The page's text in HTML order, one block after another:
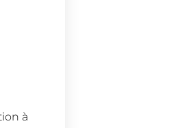
à